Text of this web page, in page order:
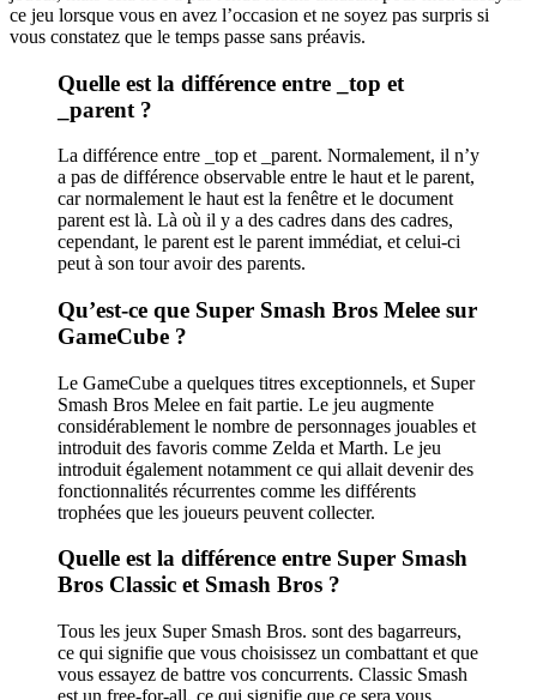
ce jeu lorsque vous en avez l’occasion et ne soyez pas surpris si
vous constatez que le temps passe sans préavis.
Quelle est la différence entre _top et
_parent ?
La différence entre _top et _parent. Normalement, il n’y
a pas de différence observable entre le haut et le parent,
car normalement le haut est la fenêtre et le document
parent est là. Là où il y a des cadres dans des cadres,
cependant, le parent est le parent immédiat, et celui-ci
peut à son tour avoir des parents.
Qu’est-ce que Super Smash Bros Melee sur
GameCube ?
Le GameCube a quelques titres exceptionnels, et Super
Smash Bros Melee en fait partie. Le jeu augmente
considérablement le nombre de personnages jouables et
introduit des favoris comme Zelda et Marth. Le jeu
introduit également notamment ce qui allait devenir des
fonctionnalités récurrentes comme les différents
trophées que les joueurs peuvent collecter.
Quelle est la différence entre Super Smash
Bros Classic et Smash Bros ?
Tous les jeux Super Smash Bros. sont des bagarreurs,
ce qui signifie que vous choisissez un combattant et que
vous essayez de battre vos concurrents. Classic Smash